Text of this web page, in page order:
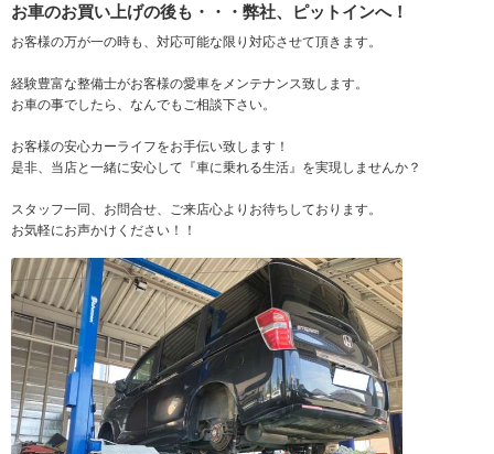
お車のお買い上げの後も・・・弊社、ピットインへ！
お客様の万が一の時も、対応可能な限り対応させて頂きます。
経験豊富な整備士がお客様の愛車をメンテナンス致します。
お車の事でしたら、なんでもご相談下さい。
お客様の安心カーライフをお手伝い致します！
是非、当店と一緒に安心して『車に乗れる生活』を実現しませんか？
スタッフ一同、お問合せ、ご来店心よりお待ちしております。
お気軽にお声かけください！！